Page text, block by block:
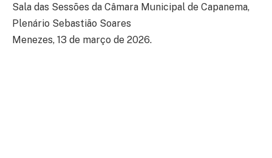
Sala das Sessões da Câmara Municipal de Capanema,
Plenário Sebastião Soares
Menezes, 13 de março de 2026.